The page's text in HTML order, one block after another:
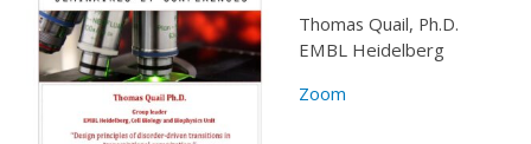
Thomas Quail, Ph.D.
EMBL Heidelberg
Zoom